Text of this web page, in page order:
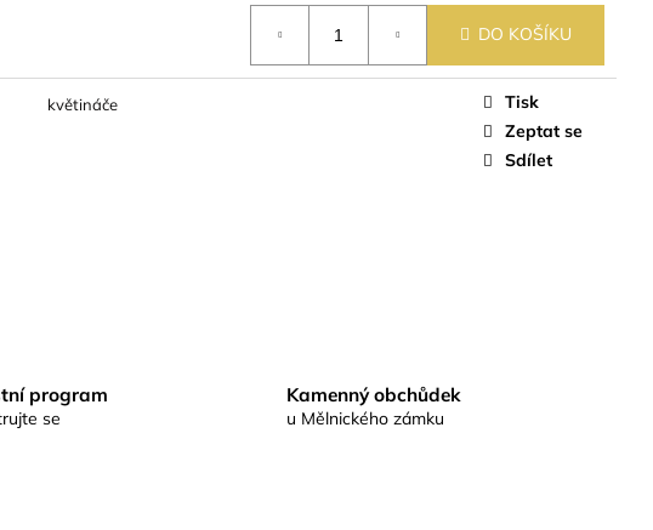
DO KOŠÍKU
květináče
Tisk
Zeptat se
Sdílet
program
se
Kamenný obchůdek
u Mělnického zámku